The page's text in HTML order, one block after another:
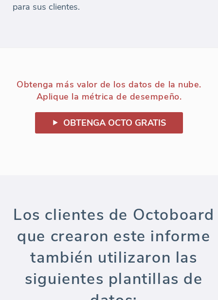
para sus clientes.
Obtenga más valor de los datos de la nube.
Aplique la métrica de desempeño.
OBTENGA OCTO GRATIS
Los clientes de Octoboard
que crearon este informe
también utilizaron las
siguientes plantillas de